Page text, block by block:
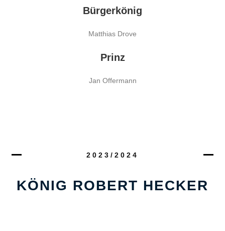
Bürgerkönig
Matthias Drove
Prinz
Jan Offermann
2023/2024
KÖNIG ROBERT HECKER